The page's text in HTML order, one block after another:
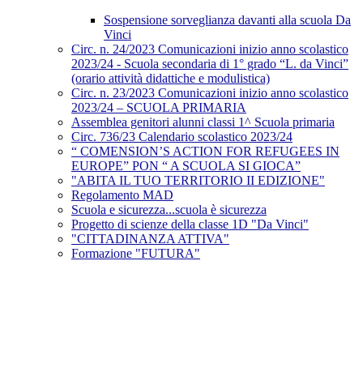
Sospensione sorveglianza davanti alla scuola Da
Vinci
Circ. n. 24/2023 Comunicazioni inizio anno scolastico
2023/24 - Scuola secondaria di 1° grado “L. da Vinci”
(orario attività didattiche e modulistica)
Circ. n. 23/2023 Comunicazioni inizio anno scolastico
2023/24 – SCUOLA PRIMARIA
Assemblea genitori alunni classi 1^ Scuola primaria
Circ. 736/23 Calendario scolastico 2023/24
“ COMENSION’S ACTION FOR REFUGEES IN
EUROPE” PON “ A SCUOLA SI GIOCA”
"ABITA IL TUO TERRITORIO II EDIZIONE"
Regolamento MAD
Scuola e sicurezza...scuola è sicurezza
Progetto di scienze della classe 1D "Da Vinci"
"CITTADINANZA ATTIVA"
Formazione "FUTURA"